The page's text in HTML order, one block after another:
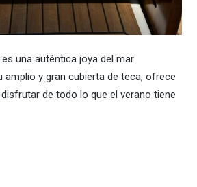
una auténtica joya del mar
amplio y gran cubierta de teca, ofrece
de todo lo que el verano tiene